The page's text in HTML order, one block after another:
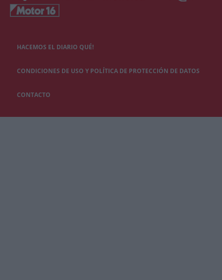
HACEMOS EL DIARIO QUÉ!
CONDICIONES DE USO Y POLÍTICA DE PROTECCIÓN DE DATOS
CONTACTO